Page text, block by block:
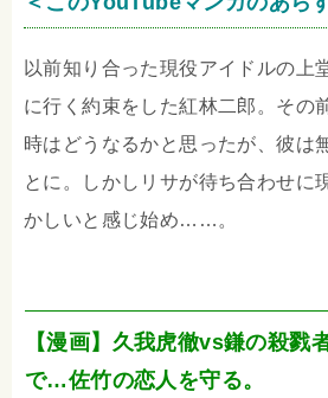
以前知り合った現役アイドルの上
に行く約束をした紅林二郎。その
時はどうなるかと思ったが、彼は
とに。しかしリサが待ち合わせに
かしいと感じ始め……。
【漫画】久我虎徹vs鎌の殺戮
で…佐竹の恋人を守る。